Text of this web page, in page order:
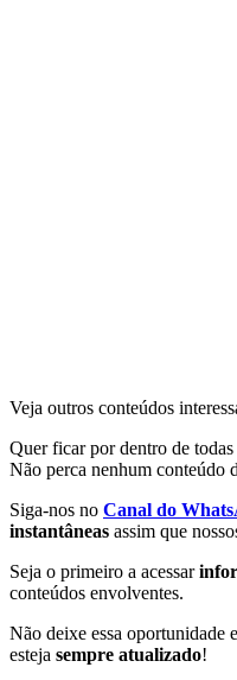
Veja outros conteúdos
Quer ficar por dentro de todas
Não perca nenhum conteúdo
Siga-nos no Canal do
instantâneas assim que
Seja o primeiro a acessar
conteúdos envolventes.
Não deixe essa oportunidade
esteja sempre atualizado!